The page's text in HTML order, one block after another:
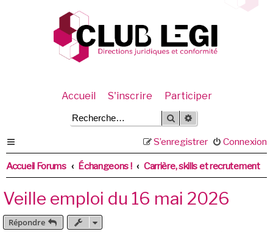
Accueil S'inscrire Participer
Rechercher
Connexion
S’enregistrer
Accueil Forums Échangeons ! Carrière, skills et recrutement
Veille emploi du 16 mai 2026
Répondre